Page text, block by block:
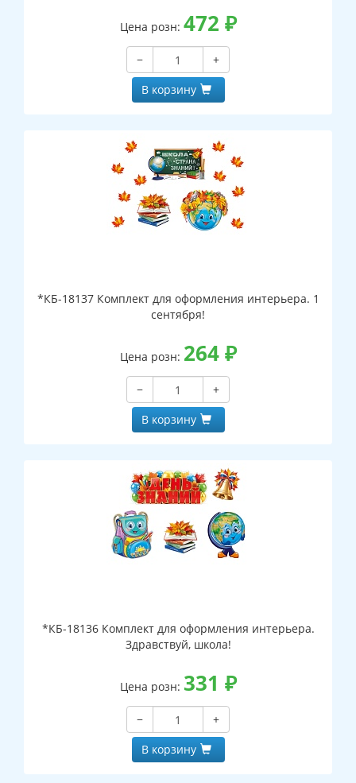
Цена розн: 472 ₽
−
+
В корзину
*КБ-18137 Комплект для оформления интерьера. 1
сентября!
Цена розн: 264₽
−
+
В корзину
*КБ-18136 Комплект для оформления интерьера.
Здравствуй, школа!
Цена розн: 331 ₽
−
+
В корзину